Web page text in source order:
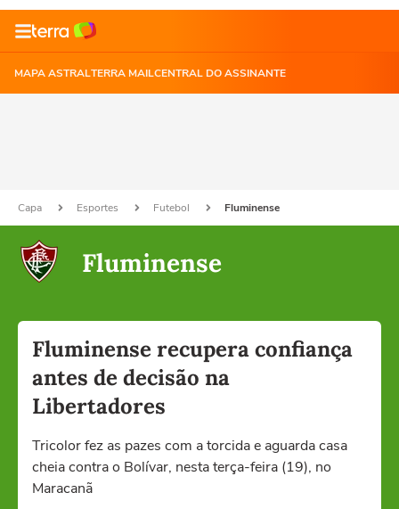
MAPA ASTRALTERRA MAILCENTRAL DO ASSINANTE
Capa Esportes Futebol Fluminense
Fluminense
Fluminense recupera confiança
antes de decisão na
Libertadores
Tricolor fez as pazes com a torcida e aguarda casa
cheia contra o Bolívar, nesta terça-feira (19), no
Maracanã